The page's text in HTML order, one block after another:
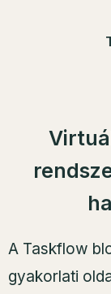
A Taskflow
gyakorlati